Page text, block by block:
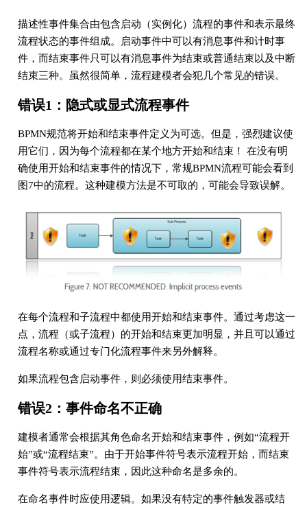
描述性事件集合由包含启动（实例化）流程的事件和表示最终
流程状态的事件组成。启动事件中可以有消息事件和计时事
件，而结束事件只可以有消息事件为结束或普通结束以及中断
结束三种。虽然很简单，流程建模者会犯几个常见的错误。
错误1：隐式或显式流程事件
BPMN规范将开始和结束事件定义为可选。但是，强烈建议使
用它们，因为每个流程都在某个地方开始和结束！ 在没有明
确使用开始和结束事件的情况下，常规BPMN流程可能会看到
图7中的流程。这种建模方法是不可取的，可能会导致误解。
在每个流程和子流程中都使用开始和结束事件。通过考虑这一
点，流程（或子流程）的开始和结束更加明显，并且可以通过
流程名称或通过专门化流程事件来另外解释。
如果流程包含启动事件，则必须使用结束事件。
错误2：事件命名不正确
建模者通常会根据其角色命名开始和结束事件，例如“流程开
始”或“流程结束”。由于开始事件符号表示流程开始，而结束
事件符号表示流程结束，因此这种命名是多余的。
在命名事件时应使用逻辑。如果没有特定的事件触发器或结